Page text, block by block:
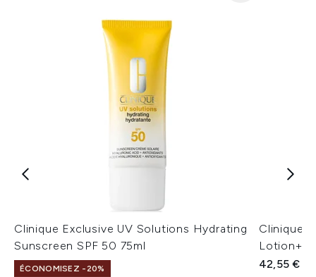
Clinique Exclusive UV Solutions Hydrating
Sunscreen SPF 50 75ml
ÉCONOMISEZ -20%
Clinique
Lotion+
42,55 €